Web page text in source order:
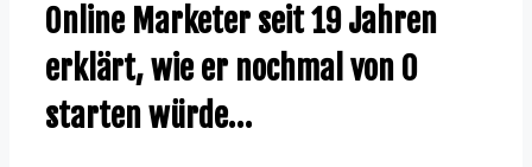
Online Marketer seit 19 Jahren
erklärt, wie er nochmal von 0
starten würde…